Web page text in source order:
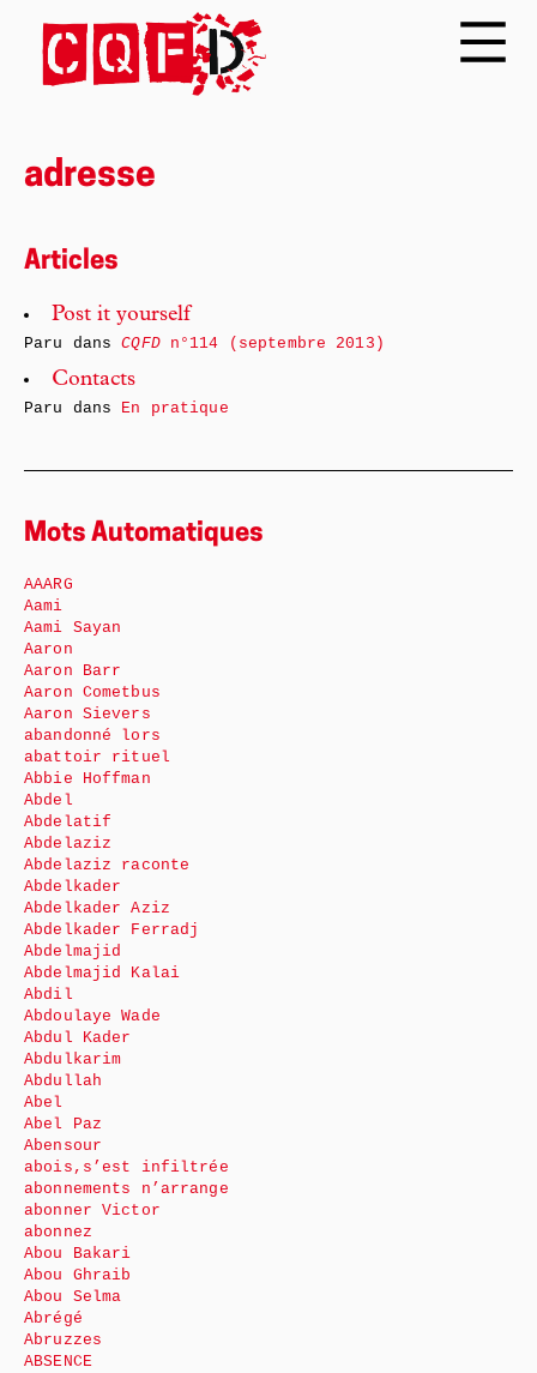
adresse
Articles
Post it yourself
Paru dansCQFDn°114 (septembre 2013)
Contacts
Paru dans En pratique
Mots Automatiques
AAARG
Aami
Aami Sayan
Aaron
Aaron Barr
Aaron Cometbus
Aaron Sievers
abandonné lors
abattoir rituel
Abbie Hoffman
Abdel
Abdelatif
Abdelaziz
Abdelaziz raconte
Abdelkader
Abdelkader Aziz
Abdelkader Ferradj
Abdelmajid
Abdelmajid Kalai
Abdil
Abdoulaye Wade
Abdul Kader
Abdulkarim
Abdullah
Abel
Abel Paz
Abensour
abois,s’est infiltrée
abonnements n’arrange
abonner Victor
abonnez
Abou Bakari
Abou Ghraib
Abou Selma
Abrégé
Abruzzes
ABSENCE